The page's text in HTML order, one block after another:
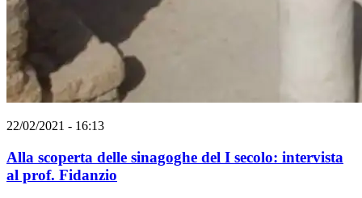
22/02/2021 - 16:13
Alla scoperta delle sinagoghe del I secolo: intervista
al prof. Fidanzio